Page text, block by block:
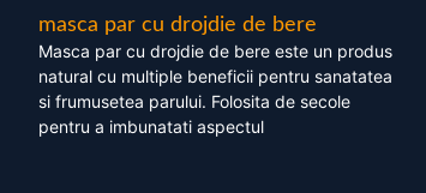
masca par cu drojdie de bere
Masca par cu drojdie de bere este un produs
natural cu multiple beneficii pentru sanatatea
si frumusetea parului. Folosita de secole
pentru a imbunatati aspectul